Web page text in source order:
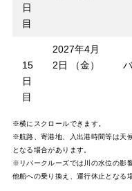
日
目
15
日
目
2027年4月
2日 （金）
※横にスクロールできます。
※航路、寄港地、入出港時間等は天
となる場合があります。
※リバークルーズでは川の水位の影
他船への乗り換え、運行休止となる